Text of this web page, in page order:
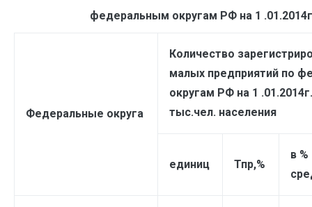
федеральным округам РФ на 1
Федеральные округа
Количество
малых предприятий по
округам РФ на 1
тыс.чел. населения
единиц Тпр,%
в %